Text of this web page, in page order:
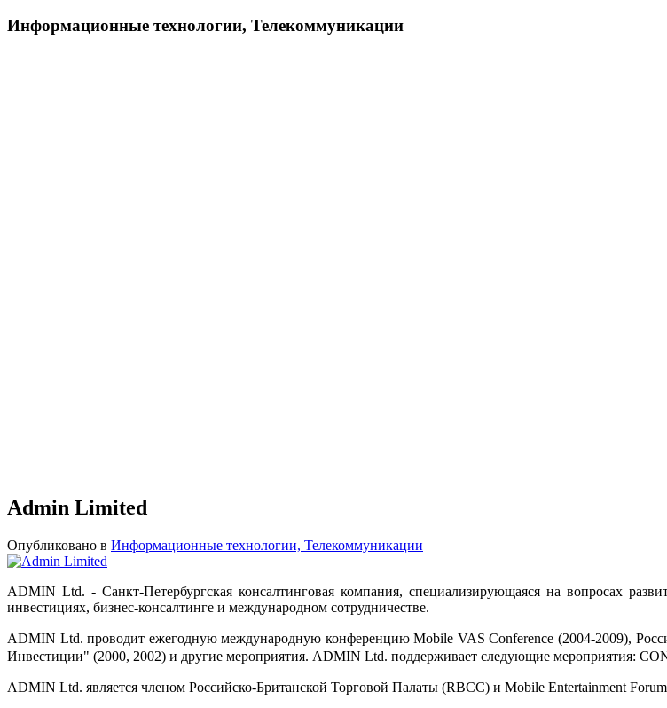
Информационные технологии, Телекоммуникации
Admin Limited
Опубликовано в Информационные технологии, Телекоммуникации
ADMIN Ltd. - Санкт-Петербургская консалтинговая компания, специализирующаяся на вопросах
инвестициях, бизнес-консалтинге и международном сотрудничестве.
ADMIN Ltd. проводит ежегодную международную конференцию Mobile VAS Conference (2004-2009),
Инвестиции" (2000, 2002) и другие мероприятия. ADMIN Ltd. поддерживает следующие мероприятия:
ADMIN Ltd. является членом Российско-Британской Торговой Палаты (RBCC) и Mobile Entertainment